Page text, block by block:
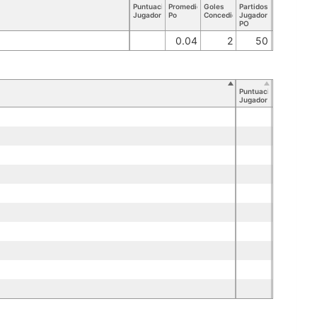
Puntuación
Jugador
Promedio
Po
Goles
Concedidos
Partidos
Jugador
PO
0.04 2 50
Puntuación
Jugador